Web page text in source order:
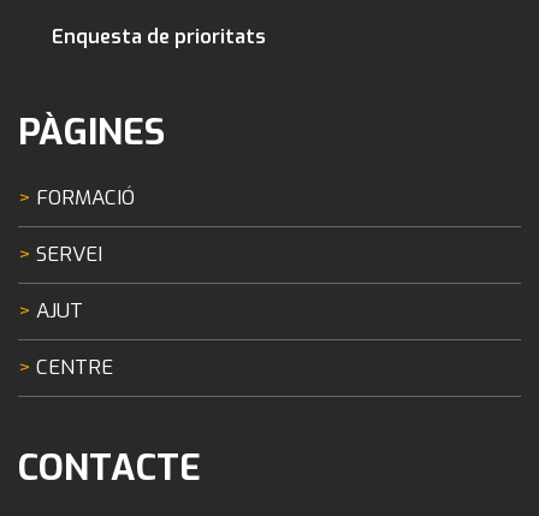
Enquesta de prioritats
PÀGINES
FORMACIÓ
SERVEI
AJUT
CENTRE
CONTACTE